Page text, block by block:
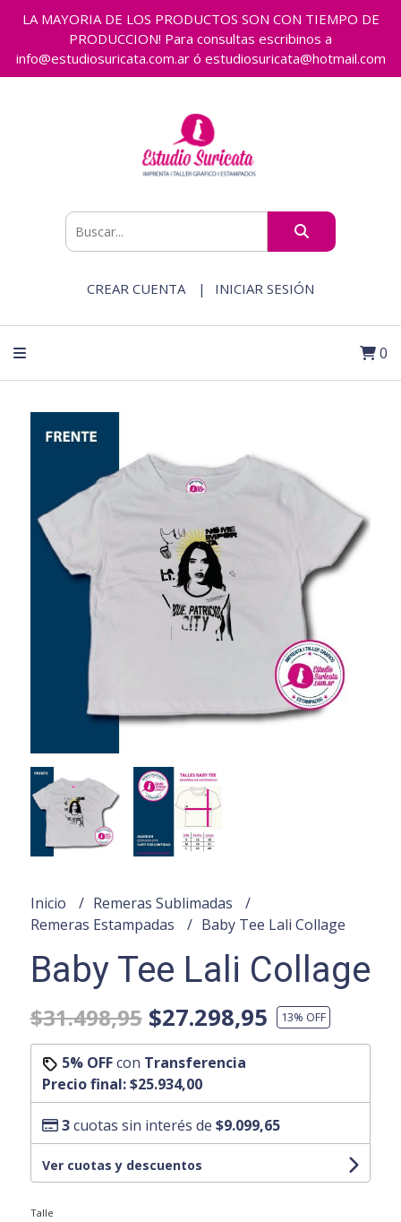
LA MAYORIA DE LOS PRODUCTOS SON CON TIEMPO DE
PRODUCCION! Para consultas escribinos a
info@estudiosuricata.com.ar ó estudiosuricata@hotmail.com
CREAR CUENTA INICIAR SESIÓN
0
Inicio
Remeras Sublimadas
Remeras Estampadas
Baby Tee Lali Collage
Baby Tee Lali Collage
$31.498,95$27.298,95 13% OFF
5% OFFcon Transferencia
Precio final:$25.934,00
3cuotas sin interés de $9.099,65
Ver cuotas y descuentos
Talle